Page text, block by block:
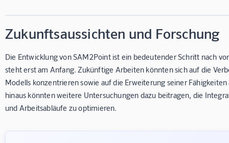
Zukunftsaussichten und Forschung
Die Entwicklung von SAM2Point ist ein bedeutender Schritt nach
steht erst am Anfang. Zukünftige Arbeiten könnten sich auf die
Modells konzentrieren sowie auf die Erweiterung seiner
hinaus könnten weitere Untersuchungen dazu beitragen, die
und Arbeitsabläufe zu optimieren.